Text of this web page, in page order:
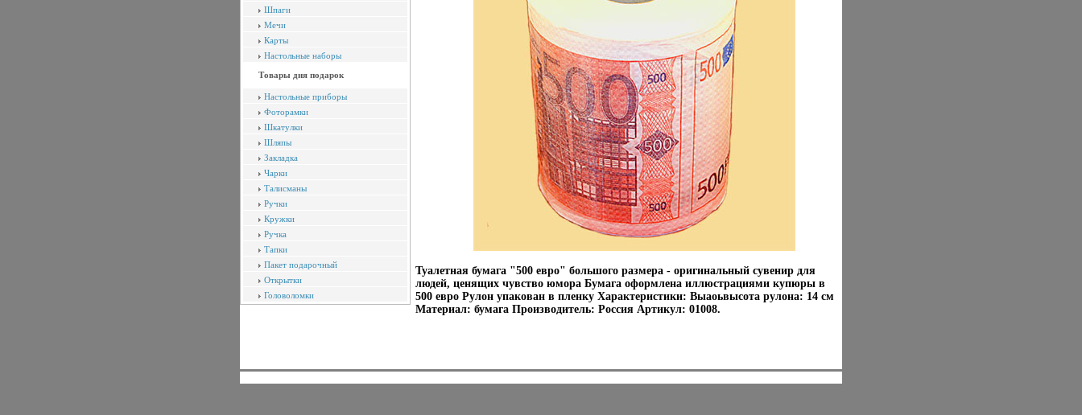
Шпаги
Мечи
Карты
Настольные наборы
Товары дня подарок
Настольные приборы
Фоторамки
Шкатулки
Шляпы
Закладка
Чарки
Талисманы
Ручки
Кружки
Ручка
Тапки
Пакет подарочный
Открытки
Головоломки
Туалетная бумага "500 евро" большого размера - оригинальный сувенир для
людей, ценящих чувство юмора Бумага оформлена иллюстрациями купюры в
500 евро Рулон упакован в пленку Характеристики: Выаоьвысота рулона: 14 см
Материал: бумага Производитель: Россия Артикул: 01008.